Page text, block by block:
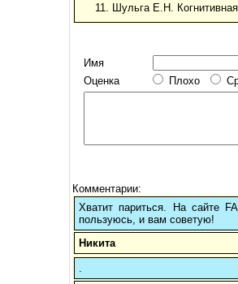
11. Шульга Е.Н.
Имя
Оценка
Плохо
Комментарии:
Хватит париться. На сайте
пользуюсь, и вам советую!
Никита